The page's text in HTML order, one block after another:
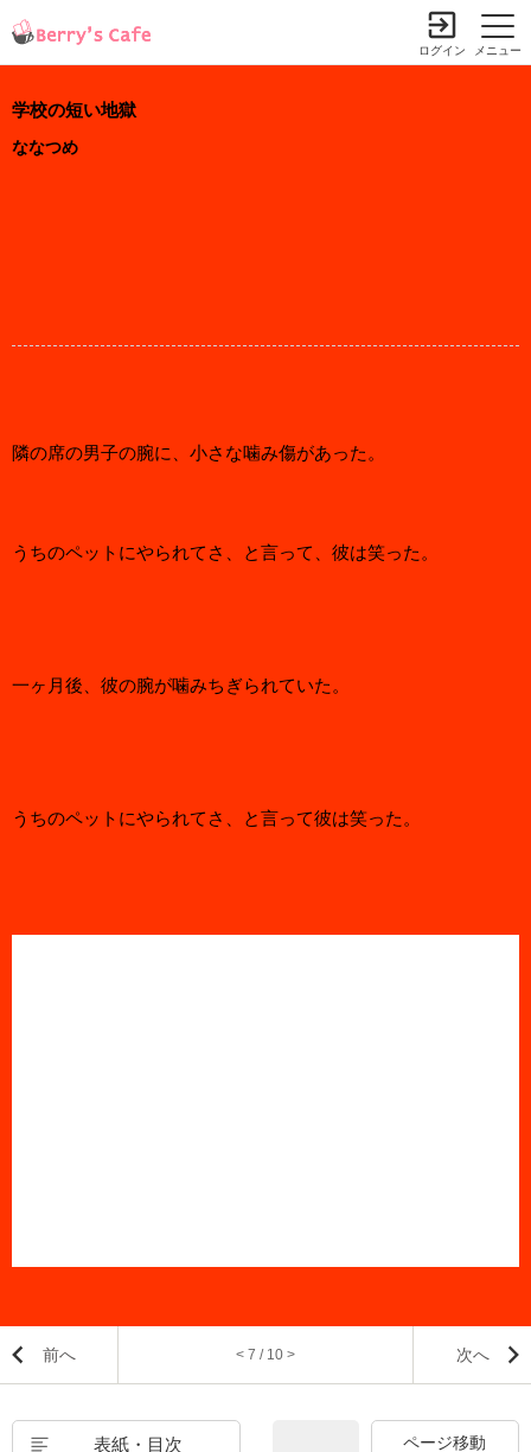
メニュー
ログイン
学校の短い地獄
ななつめ
隣の席の男子の腕に、小さな噛み傷があった。
うちのペットにやられてさ、と言って、彼は笑った。
一ヶ月後、彼の腕が噛みちぎられていた。
うちのペットにやられてさ、と言って彼は笑った。
前へ < 7 / 10 > 次へ
表紙・目次